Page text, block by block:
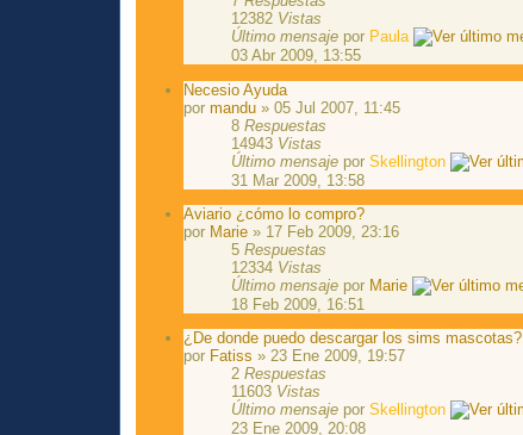
12382 Vistas
Último mensaje por Paula
03 Abr 2009, 13:55
Necesio Ayuda
pormandu » 05 Jul 2007, 11:45
8Respuestas
14943 Vistas
Último mensaje porSkellington
31 Mar 2009, 13:58
Aviario ¿cómo lo compro?
por Marie » 17 Feb 2009, 23:16
5Respuestas
12334 Vistas
Último mensaje por Marie
18 Feb 2009, 16:51
¿De donde puedo descargar los sims mascotas?
por Fatiss » 23 Ene 2009, 19:57
2Respuestas
11603 Vistas
Último mensaje porSkellington
23 Ene 2009, 20:08